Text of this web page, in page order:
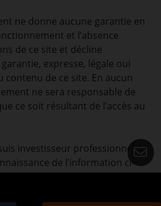
ne donne aucune garantie en
et l’absence
de ce site et décline
expresse, légale oui
de ce site. En aucun
ne sera responsable de
ce soit résultant de l’accès au
investisseur professionnel, je
de l’information ci-
légales de ce site.